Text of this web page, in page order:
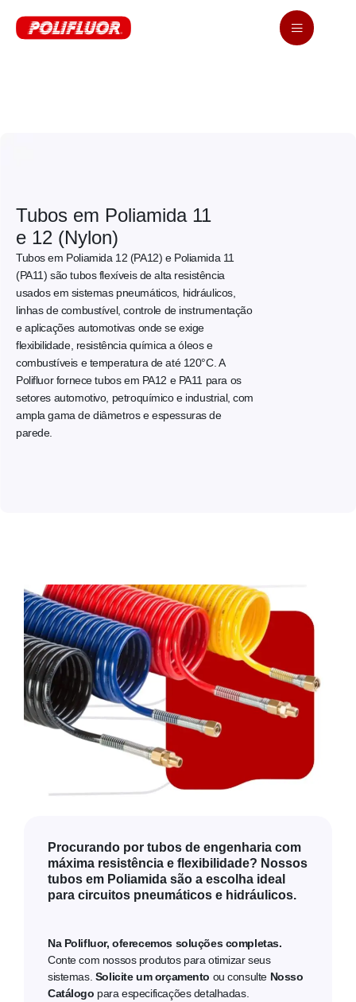
Tubos em Poliamida 11
e 12 (Nylon)
Tubos em Poliamida 12 (PA12) e Poliamida 11
(PA11) são tubos flexíveis de alta resistência
usados em sistemas pneumáticos, hidráulicos,
linhas de combustível, controle de instrumentação
e aplicações automotivas onde se exige
flexibilidade, resistência química a óleos e
combustíveis e temperatura de até 120°C. A
Polifluor fornece tubos em PA12 e PA11 para os
setores automotivo, petroquímico e industrial, com
ampla gama de diâmetros e espessuras de
parede.
Procurando por tubos de engenharia com
máxima resistência e flexibilidade? Nossos
tubos em Poliamida são a escolha ideal
para circuitos pneumáticos e hidráulicos.
Na Polifluor, oferecemos soluções completas.
Conte com nossos produtos para otimizar seus
sistemas. Solicite um orçamento ou consulte Nosso
Catálogo para especificações detalhadas.